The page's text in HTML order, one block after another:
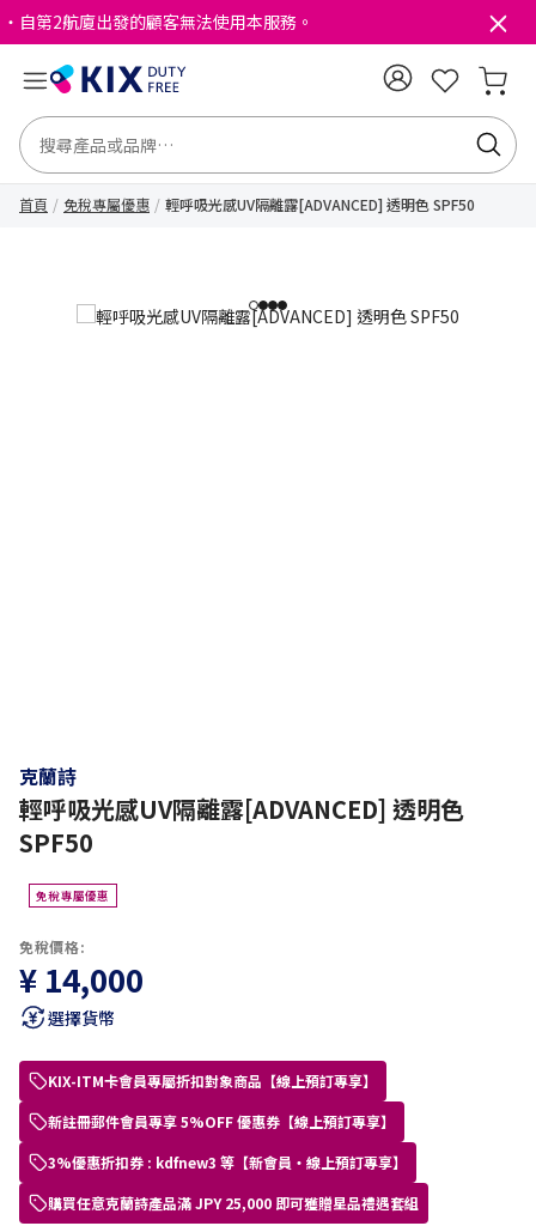
・自第2航廈出發的顧客無法使用本服務。
首頁 免稅專屬優惠 輕呼吸光感UV隔離露[ADVANCED] 透明色 SPF50
1234
克蘭詩
輕呼吸光感UV隔離露[ADVANCED] 透明色
SPF50
免稅專屬優惠
免稅價格:
¥ 14,000
選擇貨幣
KIX-ITM卡會員專屬折扣對象商品【線上預訂專享】
新註冊郵件會員專享 5%OFF 優惠券【線上預訂專享】
3%優惠折扣券 : kdfnew3 等【新會員・線上預訂專享】
購買任意克蘭詩產品滿 JPY 25,000 即可獲贈星品禮遇套組